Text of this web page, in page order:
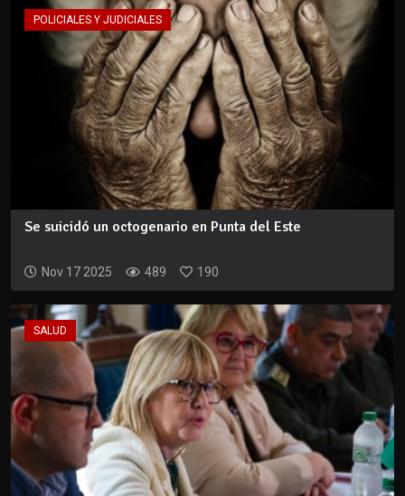
POLICIALES Y JUDICIALES
Se suicidó un octogenario en Punta del Este
Nov 17 2025 489 190
SALUD